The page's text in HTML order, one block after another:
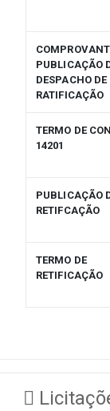
PUBLICAÇÃO
DESPACHO DE
RATIFICAÇÃO
TERMO DE
14201
PUBLICAÇÃO
RETIFCAÇÃO
TERMO DE
RETIFICAÇÃO